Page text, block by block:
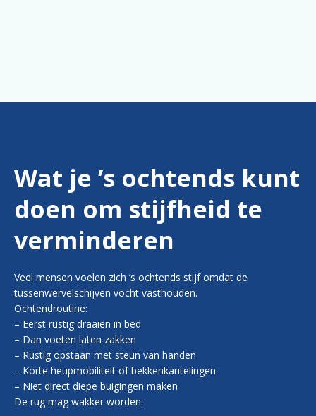
Wat je ’s ochtends kunt
doen om stijfheid te
verminderen
Veel mensen voelen zich ’s ochtends stijf omdat de
tussenwervelschijven vocht vasthouden.
Ochtendroutine:
– Eerst rustig draaien in bed
– Dan voeten laten zakken
– Rustig opstaan met steun van handen
– Korte heupmobiliteit of bekkenkantelingen
– Niet direct diepe buigingen maken
De rug mag wakker worden.